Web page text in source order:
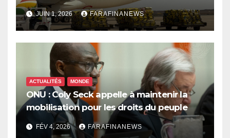
innovations d’Air Sénégal SA
JUIN 1, 2026 FARAFINANEWS
ACTUALITÉS MONDE
ONU : Coly Seck appelle à maintenir la
mobilisation pour les droits du peuple
palestinien
FÉV 4, 2026 FARAFINANEWS